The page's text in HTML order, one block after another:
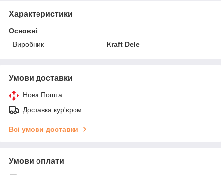
Характеристики
Основні
Виробник
Kraft Dele
Умови доставки
Нова Пошта
Доставка кур'єром
Всі умови доставки
Умови оплати